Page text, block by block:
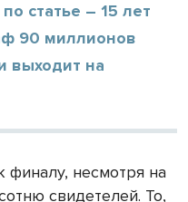
статье – 15 лет
90 миллионов
выходит на
несмотря на
свидетелей. То,